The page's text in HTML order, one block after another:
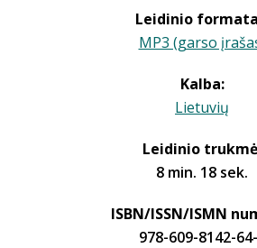
Leidinio
MP3 (garso
Kalba:
Lietuvių
Leidinio
8 min. 18 sek.
ISBN/ISSN/ISMN
978-609-8142-